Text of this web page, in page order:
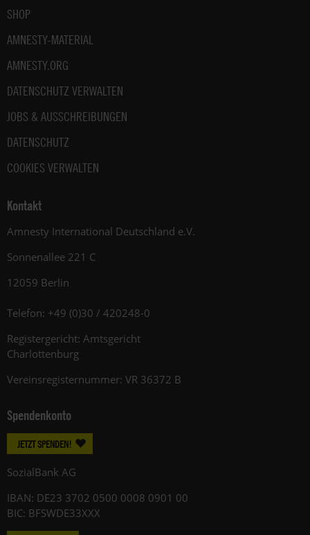
SHOP
AMNESTY-MATERIAL
AMNESTY.ORG
DATENSCHUTZ VERWALTEN
JOBS & AUSSCHREIBUNGEN
DATENSCHUTZ
COOKIES VERWALTEN
Kontakt
Amnesty International Deutschland e.V.
Sonnenallee 221 C
12059 Berlin
Telefon: +49 (0)30 / 420248-0
Registergericht: Amtsgericht
Charlottenburg
Vereinsregisternummer: VR 36372 B
Spendenkonto
JETZT SPENDEN!
SozialBank AG
IBAN: DE23 3702 0500 0008 0901 00
BIC: BFSWDE33XXX